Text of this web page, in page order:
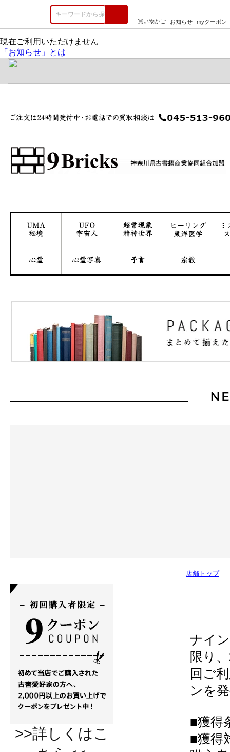
ジャンル一覧
買い物かご
お知らせ myクーポン
現在ご利用いただけません
「お知らせ」とは
>>詳しくはこ
店舗トップ
ナイ
限り
回ご
ンを
■獲得
■獲得